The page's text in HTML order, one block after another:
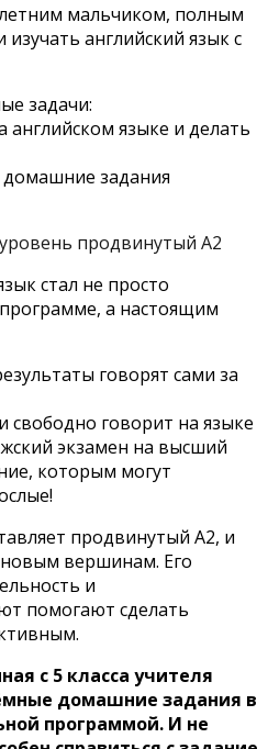
мальчиком, полным
английский язык с
задачи:
английском языке и делать
задания
продвинутый А2
стал не просто
а настоящим
говорят сами за
говорит на языке
экзамен на высший
которым могут
продвинутый А2, и
вершинам. Его
и
помогают сделать
с 5 класса учителя
домашние задания в
программой. И не